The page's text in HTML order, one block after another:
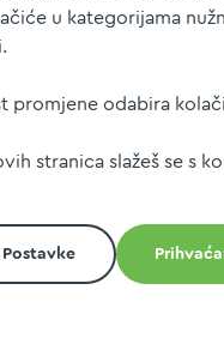
u kategorijama
promjene odabira
stranica slažeš se s
Postavke